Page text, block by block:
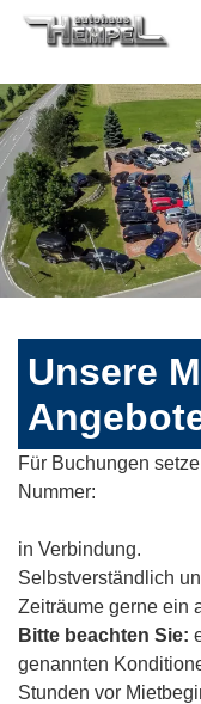
Unsere
Für Buchungen
Nummer:
in Verbindung.
Selbstverständlich
Zeiträume gerne ein
Bitte beachten Sie:
genannten
Stunden vor